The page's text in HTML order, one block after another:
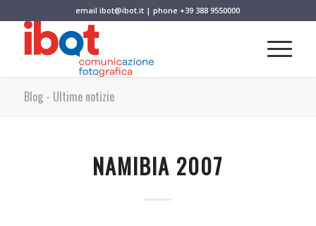
emailibot@ibot.it | phone+39 388 9550000
Blog - Ultime notizie
NAMIBIA 2007